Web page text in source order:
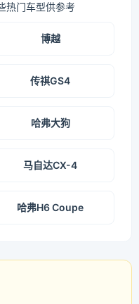
热门车型供参考
博越
传祺GS4
哈弗大狗
马自达CX-4
哈弗H6 Coupe